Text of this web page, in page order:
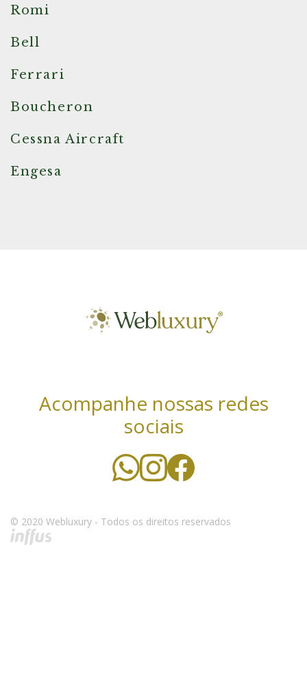
Romi
Bell
Ferrari
Boucheron
Cessna Aircraft
Engesa
Acompanhe nossas redes
sociais
© 2020 Webluxury - Todos os direitos reservados